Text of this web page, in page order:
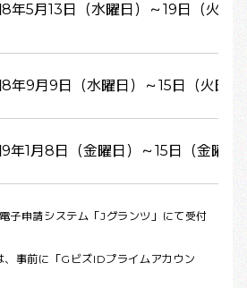
年5月13日（水曜日）～19日（火曜
年9月9日（水曜日）～15日（火曜日
年1月8日（金曜日）～15日（金曜日
子申請システム「Jグランツ」にて受付
事前に「GビズIDプライムアカウン